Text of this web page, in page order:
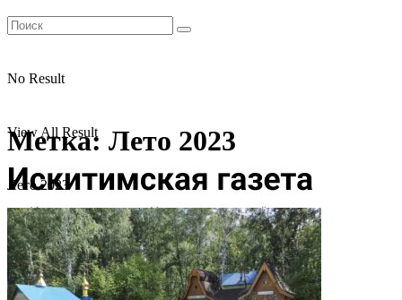
No Result
View All Result
Метка: Лето 2023
Лето 2023